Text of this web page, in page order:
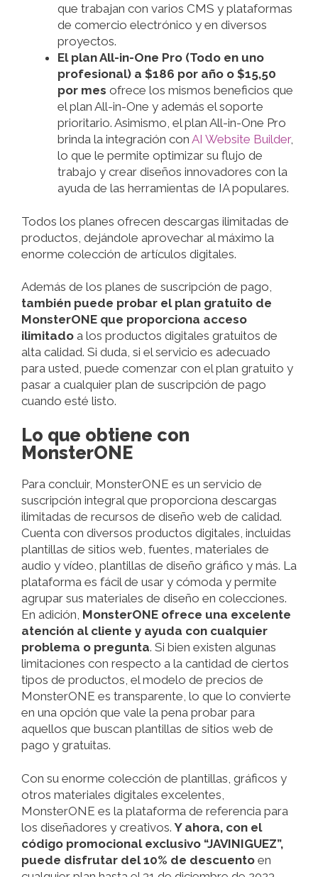
que trabajan con varios CMS y plataformas
de comercio electrónico y en diversos
proyectos.
El plan All-in-One Pro (Todo en uno
profesional) a $186 por año o $15,50
por mes ofrece los mismos beneficios que
el plan All-in-One y además el soporte
prioritario. Asimismo, el plan All-in-One Pro
brinda la integración con AI Website Builder,
lo que le permite optimizar su flujo de
trabajo y crear diseños innovadores con la
ayuda de las herramientas de IA populares.
Todos los planes ofrecen descargas ilimitadas de
productos, dejándole aprovechar al máximo la
enorme colección de artículos digitales.
Además de los planes de suscripción de pago,
también puede probar el plan gratuito de
MonsterONE que proporciona acceso
ilimitado a los productos digitales gratuitos de
alta calidad. Si duda, si el servicio es adecuado
para usted, puede comenzar con el plan gratuito y
pasar a cualquier plan de suscripción de pago
cuando esté listo.
Lo que obtiene con
MonsterONE
Para concluir, MonsterONE es un servicio de
suscripción integral que proporciona descargas
ilimitadas de recursos de diseño web de calidad.
Cuenta con diversos productos digitales, incluidas
plantillas de sitios web, fuentes, materiales de
audio y vídeo, plantillas de diseño gráfico y más. La
plataforma es fácil de usar y cómoda y permite
agrupar sus materiales de diseño en colecciones.
En adición, MonsterONE ofrece una excelente
atención al cliente y ayuda con cualquier
problema o pregunta. Si bien existen algunas
limitaciones con respecto a la cantidad de ciertos
tipos de productos, el modelo de precios de
MonsterONE es transparente, lo que lo convierte
en una opción que vale la pena probar para
aquellos que buscan plantillas de sitios web de
pago y gratuitas.
Con su enorme colección de plantillas, gráficos y
otros materiales digitales excelentes,
MonsterONE es la plataforma de referencia para
los diseñadores y creativos.Y ahora, con el
código promocional exclusivo “JAVINIGUEZ”,
puede disfrutar del 10% de descuento en